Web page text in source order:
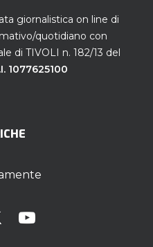
giornalistica on line di
quotidiano con
di TIVOLI n. 182/13 del
1077625100